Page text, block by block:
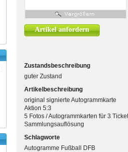
Artikel anfordern
Zustandsbeschreibung
guter Zustand
Artikelbeschreibung
original signierte Autogrammkarte
Aktion 5:3
5 Fotos / Autogrammkarten für 3
Sammlungsauflösung
Schlagworte
Autogramme Fußball DFB